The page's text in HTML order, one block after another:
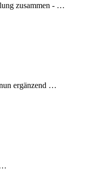
zusammen - …
ergänzend …
…